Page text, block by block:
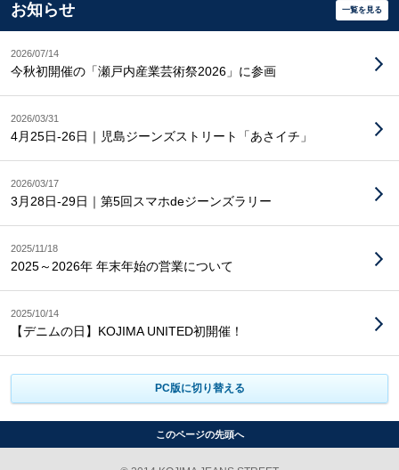
お知らせ 一覧を見る
2026/07/14
今秋初開催の「瀬戸内産業芸術祭2026」に参画
2026/03/31
4月25日-26日｜児島ジーンズストリート「あさイチ」
2026/03/17
3月28日-29日｜第5回スマホdeジーンズラリー
2025/11/18
2025～2026年 年末年始の営業について
2025/10/14
【デニムの日】KOJIMA UNITED初開催！
PC版に切り替える
このページの先頭へ